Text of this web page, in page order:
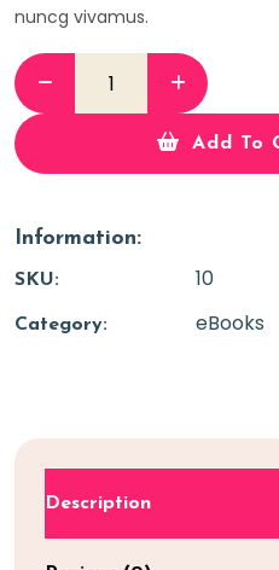
nuncg vivamus.
Add To
Information:
SKU: 10
Category: eBooks
Description